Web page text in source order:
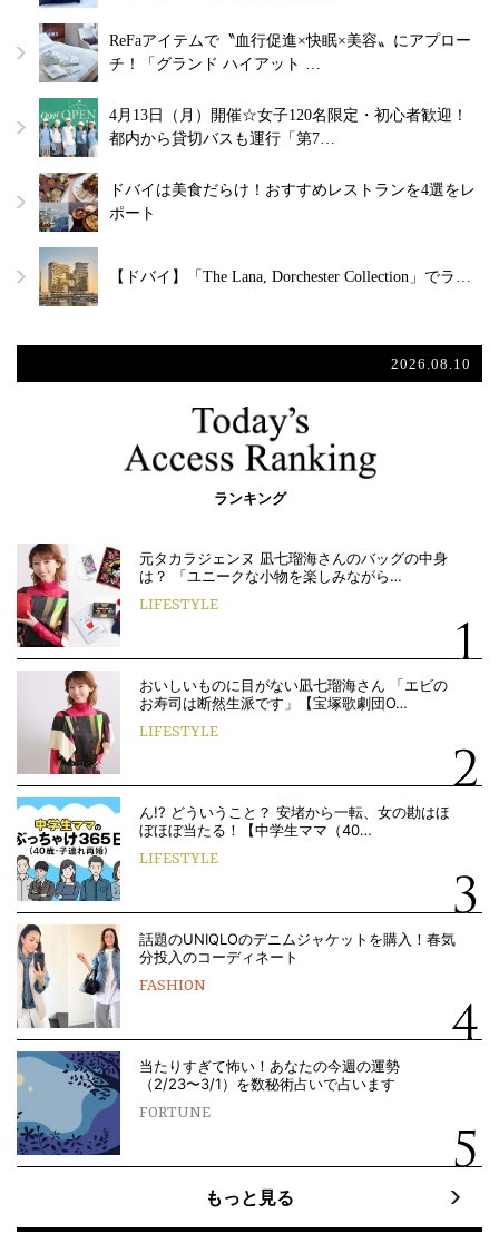
ReFaアイテムで〝血行促進×快眠×美容〟にアプロー
チ！「グランド ハイアット …
4月13日（月）開催☆女子120名限定・初心者歓迎！
都内から貸切バスも運行「第7…
ドバイは美食だらけ！おすすめレストランを4選をレ
ポート
【ドバイ】「The Lana, Dorchester Collection」でラ…
2026.08.10
ランキング
元タカラジェンヌ 凪七瑠海さんのバッグの中身
は？ 「ユニークな小物を楽しみながら…
LIFESTYLE
おいしいものに目がない凪七瑠海さん 「エビの
お寿司は断然生派です」【宝塚歌劇団O…
LIFESTYLE
ん!? どういうこと？ 安堵から一転、女の勘はほ
ぼほぼ当たる！【中学生ママ（40…
LIFESTYLE
話題のUNIQLOのデニムジャケットを購入！春気
分投入のコーディネート
FASHION
当たりすぎて怖い！あなたの今週の運勢
（2/23〜3/1）を数秘術占いで占います
FORTUNE
もっと見る